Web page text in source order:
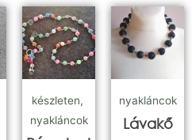
készleten,
nyakláncok
nyakláncok
Lávakő